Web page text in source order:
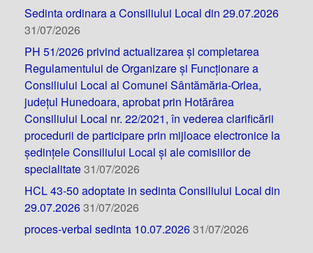
Sedinta ordinara a Consiliului Local din 29.07.2026
31/07/2026
PH 51/2026 privind actualizarea și completarea
Regulamentului de Organizare și Funcționare a
Consiliului Local al Comunei Sântămăria-Orlea,
județul Hunedoara, aprobat prin Hotărârea
Consiliului Local nr. 22/2021, în vederea clarificării
procedurii de participare prin mijloace electronice la
ședințele Consiliului Local și ale comisiilor de
specialitate31/07/2026
HCL 43-50 adoptate in sedinta Consiliului Local din
29.07.202631/07/2026
proces-verbal sedinta 10.07.202631/07/2026